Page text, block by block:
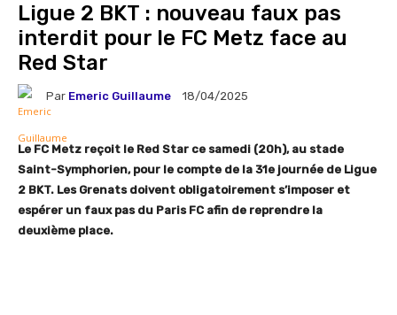
Ligue 2 BKT : nouveau faux pas
interdit pour le FC Metz face au
Red Star
Par Emeric Guillaume 18/04/2025
Le FC Metz reçoit le Red Star ce samedi (20h), au stade
Saint-Symphorien, pour le compte de la 31e journée de Ligue
2 BKT. Les Grenats doivent obligatoirement s’imposer et
espérer un faux pas du Paris FC afin de reprendre la
deuxième place.